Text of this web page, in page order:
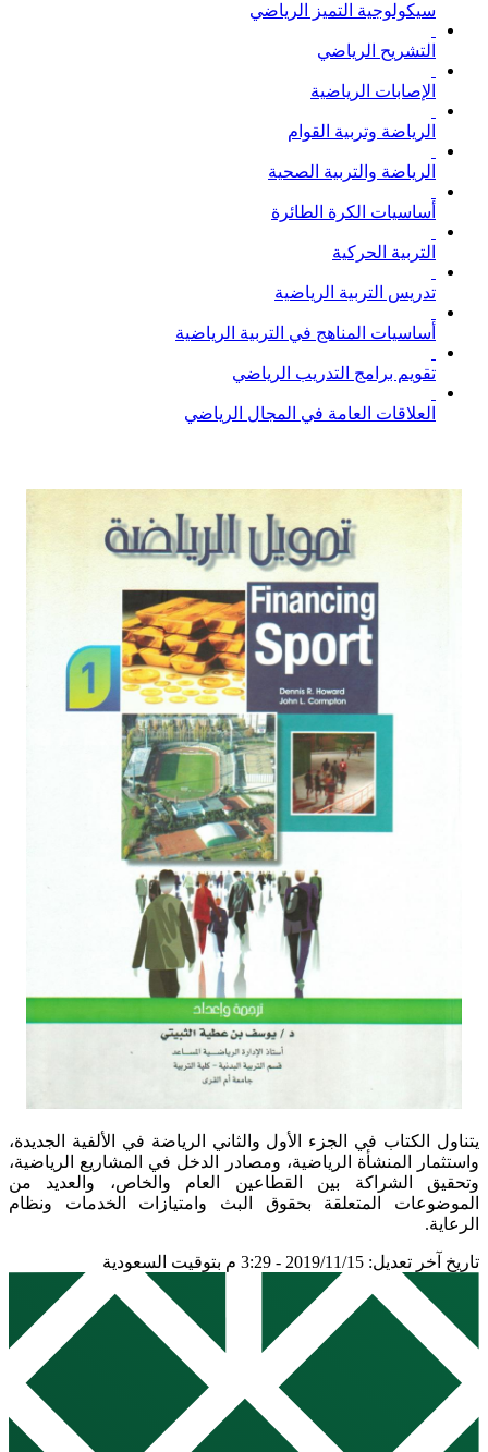
سيكولوجية التميز الرياضي
التشريح الرياضي
الإصابات الرياضية
الرياضة وتربية القوام
الرياضة والتربية الصحية
أساسيات الكرة الطائرة
التربية الحركية
تدريس التربية الرياضية
أساسيات المناهج في التربية الرياضية
تقويم برامج التدريب الرياضي
العلاقات العامة في المجال الرياضي
يتناول الكتاب في الجزء الأول والثاني الرياضة في الألفية الجديدة،
واستثمار المنشأة الرياضية، ومصادر الدخل في المشاريع الرياضية،
وتحقيق الشراكة بين القطاعين العام والخاص، والعديد من
الموضوعات المتعلقة بحقوق البث وامتيازات الخدمات ونظام
الرعاية.
تاريخ آخر تعديل: 2019/11/15 - 3:29 م بتوقيت السعودية